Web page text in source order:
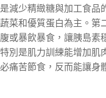
減少精緻糖與加工食品
菜和優質蛋白為主。第
或暴飲暴食，讓胰島素
別是肌力訓練能增加肌
痛苦節食，反而能讓身